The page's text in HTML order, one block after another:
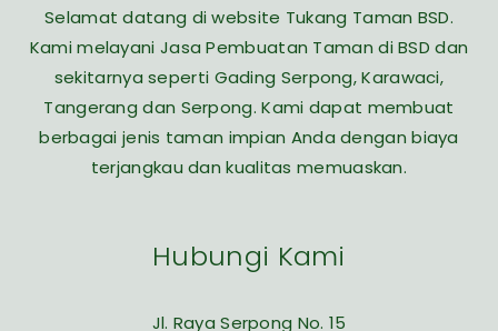
Selamat datang di website Tukang Taman BSD.
Kami melayani Jasa Pembuatan Taman di BSD dan
sekitarnya seperti Gading Serpong, Karawaci,
Tangerang dan Serpong. Kami dapat membuat
berbagai jenis taman impian Anda dengan biaya
terjangkau dan kualitas memuaskan.
Hubungi Kami
Jl. Raya Serpong No. 15